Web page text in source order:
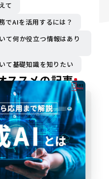
て
でAIを活用するには？
て何か役立つ情報はあり
て基礎知識を知りたい
ススメの記事